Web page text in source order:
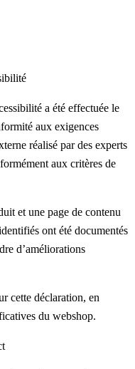
a été effectuée le
aux exigences
réalisé par des experts
aux critères de
et une page de contenu
ont été documentés
d’améliorations
cette déclaration, en
du webshop.